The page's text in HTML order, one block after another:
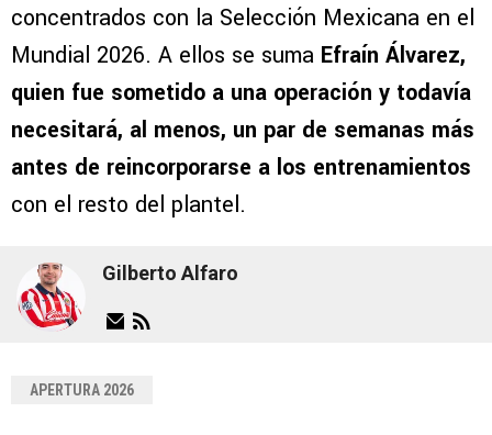
concentrados con la Selección Mexicana en el
Mundial 2026. A ellos se suma Efraín Álvarez,
quien fue sometido a una operación y todavía
necesitará, al menos, un par de semanas más
antes de reincorporarse a los entrenamientos
con el resto del plantel.
Gilberto Alfaro
APERTURA 2026